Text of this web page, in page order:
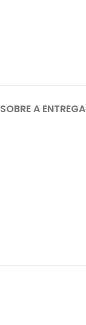
SOBRE A ENTREGA